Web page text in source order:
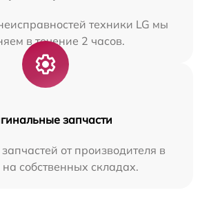
техники LG мы
в течение 2 часов.
запчасти
от производителя в
собственных складах.